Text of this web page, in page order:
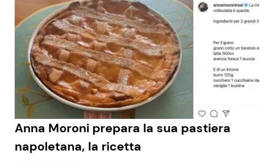
News Cinema
News Musica
News Spettacolo
News dal mondo
Benessere Cucina e Ricette
Anna Moroni prepara la sua pastiera
napoletana, la ricetta